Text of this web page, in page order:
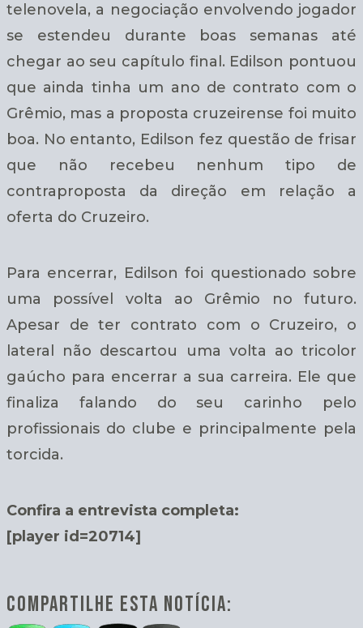
telenovela, a negociação envolvendo jogador
se estendeu durante boas semanas até
chegar ao seu capítulo final. Edilson pontuou
que ainda tinha um ano de contrato com o
Grêmio, mas a proposta cruzeirense foi muito
boa. No entanto, Edilson fez questão de frisar
que não recebeu nenhum tipo de
contraproposta da direção em relação a
oferta do Cruzeiro.
Para encerrar, Edilson foi questionado sobre
uma possível volta ao Grêmio no futuro.
Apesar de ter contrato com o Cruzeiro, o
lateral não descartou uma volta ao tricolor
gaúcho para encerrar a sua carreira. Ele que
finaliza falando do seu carinho pelo
profissionais do clube e principalmente pela
torcida.
Confira a entrevista completa:
[player id=20714]
COMPARTILHE ESTA NOTÍCIA: